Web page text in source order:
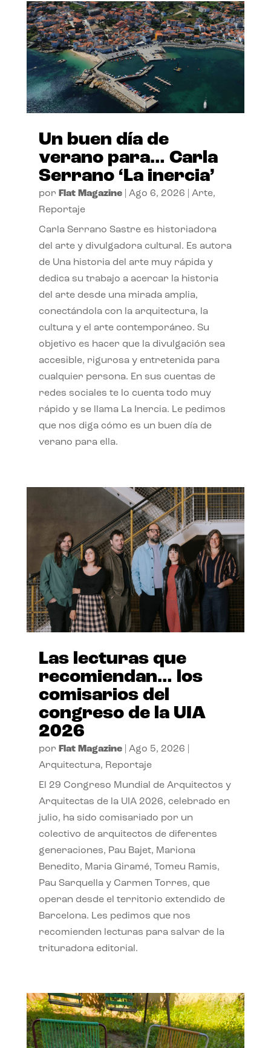
Un buen día de
verano para… Carla
Serrano ‘La inercia’
por Flat Magazine| Ago 6, 2026 Arte,
Reportaje
Carla Serrano Sastre es historiadora
del arte y divulgadora cultural. Es autora
de Una historia del arte muy rápida y
dedica su trabajo a acercar la historia
del arte desde una mirada amplia,
conectándola con la arquitectura, la
cultura y el arte contemporáneo. Su
objetivo es hacer que la divulgación sea
accesible, rigurosa y entretenida para
cualquier persona. En sus cuentas de
redes sociales te lo cuenta todo muy
rápido y se llama La Inercia. Le pedimos
que nos diga cómo es un buen día de
verano para ella.
Las lecturas que
recomiendan… los
comisarios del
congreso de la UIA
2026
por Flat Magazine| Ago 5, 2026
Arquitectura, Reportaje
El 29 Congreso Mundial de Arquitectos y
Arquitectas de la UIA 2026, celebrado en
julio, ha sido comisariado por un
colectivo de arquitectos de diferentes
generaciones, Pau Bajet, Mariona
Benedito, Maria Giramé, Tomeu Ramis,
Pau Sarquella y Carmen Torres, que
operan desde el territorio extendido de
Barcelona. Les pedimos que nos
recomienden lecturas para salvar de la
trituradora editorial.